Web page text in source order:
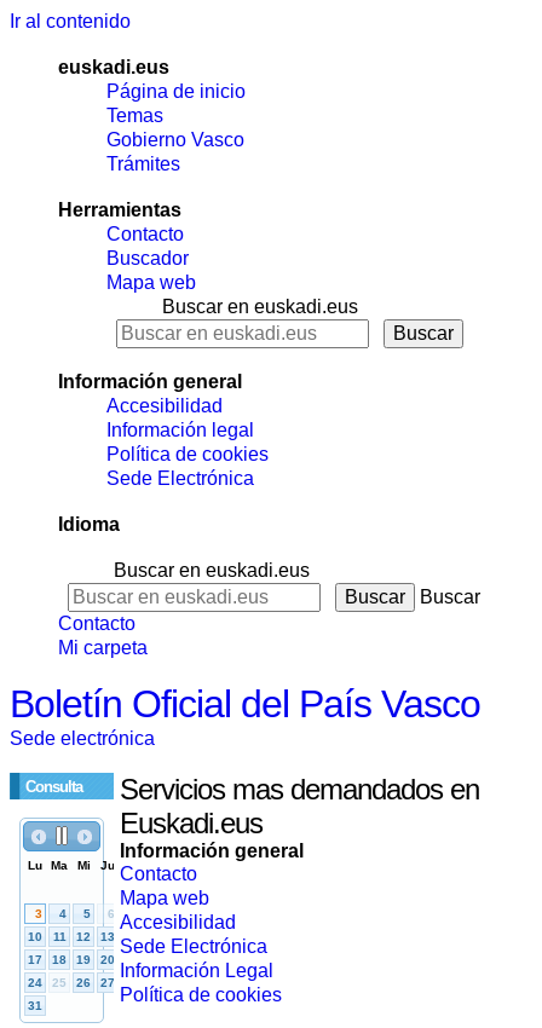
Ir al contenido
euskadi.eus
Página de inicio
Temas
Gobierno Vasco
Trámites
Herramientas
Contacto
Buscador
Mapa web
Buscar en euskadi.eus
Información general
Accesibilidad
Información legal
Política de cookies
Sede Electrónica
Idioma
Buscar en euskadi.eus
Buscar
Contacto
Mi carpeta
Boletín Oficial del País Vasco
Sede electrónica
Consulta
Servicios mas demandados en
Euskadi.eus
Información general
Contacto
Mapa web
Accesibilidad
Sede Electrónica
Información Legal
Política de cookies